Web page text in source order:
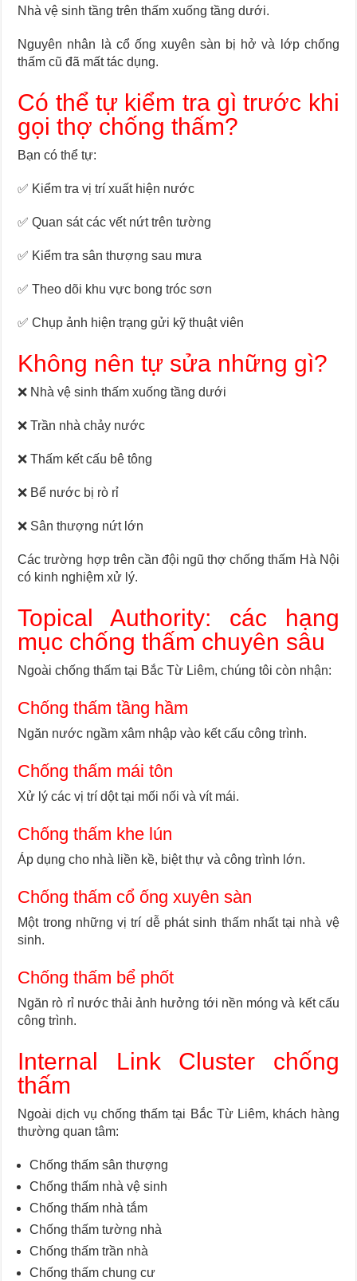
Nhà vệ sinh tầng trên thấm xuống tầng dưới.
Nguyên nhân là cổ ống xuyên sàn bị hở và lớp chống
thấm cũ đã mất tác dụng.
Có thể tự kiểm tra gì trước khi
gọi thợ chống thấm?
Bạn có thể tự:
✅ Kiểm tra vị trí xuất hiện nước
✅ Quan sát các vết nứt trên tường
✅ Kiểm tra sân thượng sau mưa
✅ Theo dõi khu vực bong tróc sơn
✅ Chụp ảnh hiện trạng gửi kỹ thuật viên
Không nên tự sửa những gì?
❌ Nhà vệ sinh thấm xuống tầng dưới
❌ Trần nhà chảy nước
❌ Thấm kết cấu bê tông
❌ Bể nước bị rò rỉ
❌ Sân thượng nứt lớn
Các trường hợp trên cần đội ngũ thợ chống thấm Hà Nội
có kinh nghiệm xử lý.
Topical Authority: các hạng
mục chống thấm chuyên sâu
Ngoài chống thấm tại Bắc Từ Liêm, chúng tôi còn nhận:
Chống thấm tầng hầm
Ngăn nước ngầm xâm nhập vào kết cấu công trình.
Chống thấm mái tôn
Xử lý các vị trí dột tại mối nối và vít mái.
Chống thấm khe lún
Áp dụng cho nhà liền kề, biệt thự và công trình lớn.
Chống thấm cổ ống xuyên sàn
Một trong những vị trí dễ phát sinh thấm nhất tại nhà vệ
sinh.
Chống thấm bể phốt
Ngăn rò rỉ nước thải ảnh hưởng tới nền móng và kết cấu
công trình.
Internal Link Cluster chống
thấm
Ngoài dịch vụ chống thấm tại Bắc Từ Liêm, khách hàng
thường quan tâm:
Chống thấm sân thượng
Chống thấm nhà vệ sinh
Chống thấm nhà tắm
Chống thấm tường nhà
Chống thấm trần nhà
Chống thấm chung cư